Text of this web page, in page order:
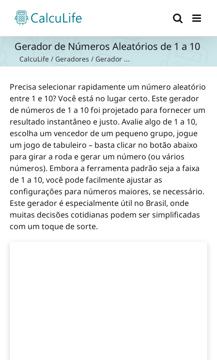
para
conteúdo
Gerador de Números Aleatórios de 1 a 10
CalcuLife / Geradores / Gerador ...
Precisa selecionar rapidamente um número aleatório
entre 1 e 10? Você está no lugar certo. Este gerador
de números de 1 a 10 foi projetado para fornecer um
resultado instantâneo e justo. Avalie algo de 1 a 10,
escolha um vencedor de um pequeno grupo, jogue
um jogo de tabuleiro – basta clicar no botão abaixo
para girar a roda e gerar um número (ou vários
números). Embora a ferramenta padrão seja a faixa
de 1 a 10, você pode facilmente ajustar as
configurações para números maiores, se necessário.
Este gerador é especialmente útil no Brasil, onde
muitas decisões cotidianas podem ser simplificadas
com um toque de sorte.